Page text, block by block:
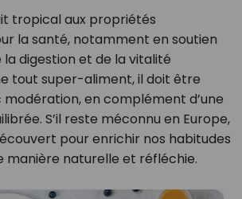
tropical aux propriétés
la santé, notamment en soutien
la digestion et de la vitalité
tout super-aliment, il doit être
en complément d’une
S’il reste méconnu en Europe,
pour enrichir nos habitudes
manière naturelle et réfléchie.